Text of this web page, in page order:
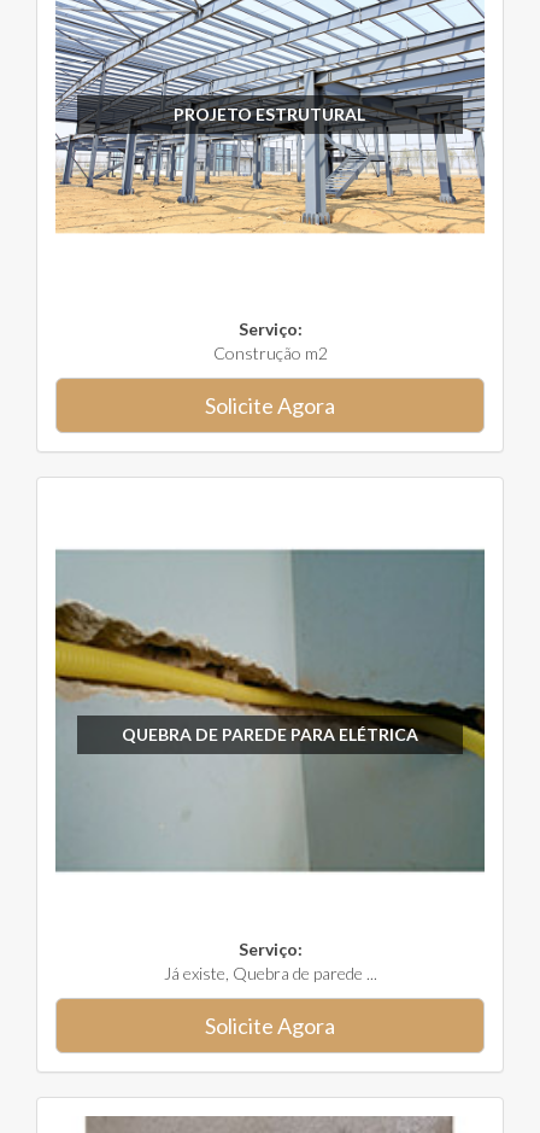
PROJETO ESTRUTURAL
Serviço:
Construção m2
Solicite Agora
QUEBRA DE PAREDE PARA ELÉTRICA
Serviço:
Já existe, Quebra de parede ...
Solicite Agora